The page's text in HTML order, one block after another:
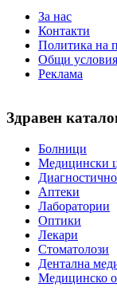
За нас
Контакти
Политика на
Общи условия
Реклама
Здравен
Болници
Медицински
Аптеки
Лаборатории
Оптики
Лекари
Стоматолози
Дентална
Медицинско